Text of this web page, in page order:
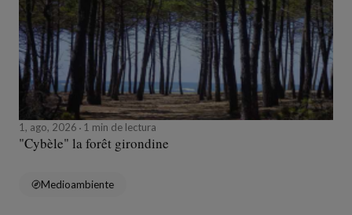
1, ago, 2026 1 min de lectura
"Cybèle" la forêt girondine
Medioambiente